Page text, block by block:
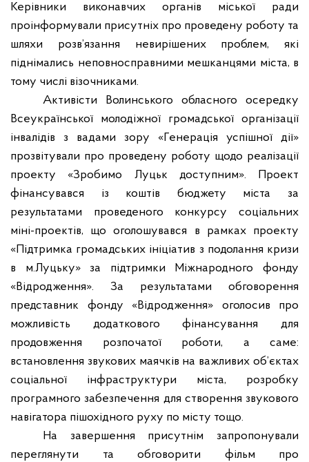
Керівники виконавчих органів міської ради
проінформували присутніх про проведену роботу та
шляхи розв’язання невирішених проблем, які
піднімались неповносправними мешканцями міста, в
тому числі візочниками.
Активісти Волинського обласного осередку
Всеукраїнської молодіжної громадської організації
інвалідів з вадами зору «Генерація успішної дії»
прозвітували про проведену роботу щодо реалізації
проекту «Зробимо Луцьк доступним». Проект
фінансувався із коштів бюджету міста за
результатами проведеного конкурсу соціальних
міні-проектів, що оголошувався в рамках проекту
«Підтримка громадських ініціатив з подолання кризи
в м.Луцьку» за підтримки Міжнародного фонду
«Відродження». За результатами обговорення
представник фонду «Відродження» оголосив про
можливість додаткового фінансування для
продовження розпочатої роботи, а саме:
встановлення звукових маячків на важливих об’єктах
соціальної інфраструктури міста, розробку
програмного забезпечення для створення звукового
навігатора пішохідного руху по місту тощо.
На завершення присутнім запропонували
переглянути та обговорити фільм про